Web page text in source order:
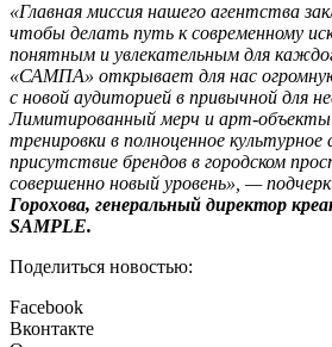
«Главная миссия нашего агентства
чтобы делать путь к современному
понятным и увлекательным для
«САМПА» открывает для нас
с новой аудиторией в привычной для
Лимитированный мерч и арт-
тренировки в полноценное
присутствие брендов в городском
совершенно новый уровень», —
Горохова, генеральный директор
SAMPLE.
Поделиться новостью:
Facebook
Вконтакте